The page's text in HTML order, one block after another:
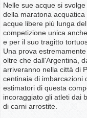
Nelle sue acque si
della maratona
acque libere più lunga
competizione unica
e per il suo tragitto
Una prova
oltre che dall'Argentina,
arriveranno nella città di
centinaia di imbarcazioni
estimatori di questa
incoraggiato gli atleti dai
di carni arrostite.